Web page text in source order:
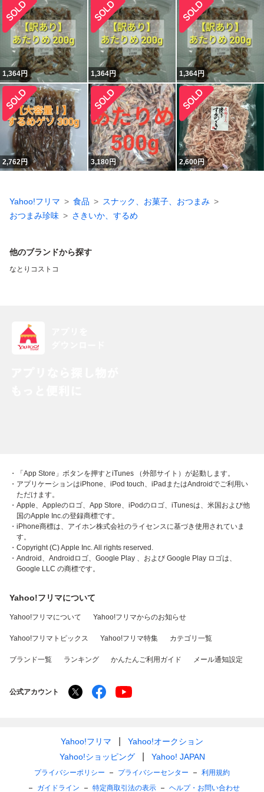
1,364円 1,364円 1,364円
2,762円 3,180円 2,600円
Yahoo!フリマ 食品
スナック、お菓子、おつまみ
おつまみ珍味
さきいか、するめ
他のブランドから探す
なとり コストコ
・「App Store」ボタンを押すとiTunes （外部サイト）が起動します。
・アプリケーションはiPhone、iPod touch、iPadまたはAndroidでご利用い
ただけます。
・Apple、Appleのロゴ、App Store、iPodのロゴ、iTunesは、米国および他
国のApple Inc.の登録商標です。
・iPhone商標は、アイホン株式会社のライセンスに基づき使用されていま
す。
・Copyright (C) Apple Inc. All rights reserved.
・Android、Androidロゴ、Google Play 、および Google Play ロゴは、
Google LLC の商標です。
Yahoo!フリマについて
Yahoo!フリマについて Yahoo!フリマからのお知らせ
Yahoo!フリマトピックス Yahoo!フリマ特集 カテゴリ一覧
ブランド一覧 ランキング かんたんご利用ガイド メール通知設定
公式アカウント
Yahoo!フリマ
Yahoo!オークション
Yahoo!ショッピング
Yahoo! JAPAN
プライバシーポリシー プライバシーセンター
利用規約
ガイドライン
特定商取引法の表示 ヘルプ・お問い合わせ